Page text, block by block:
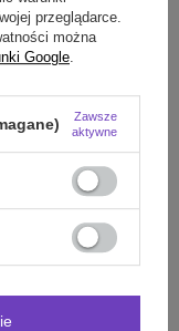
Zadaj pytanie
przeglądarce.
można
Google.
Zawsze
aktywne